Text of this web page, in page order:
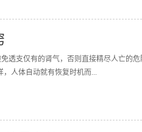
免透支仅有的肾气，否则直接精尽人亡的
人体自动就有恢复时机而...